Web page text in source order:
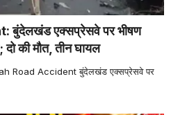
एक्सप्रेसवे पर भीषण
की मौत, तीन घायल
Road Accident बुंदेलखंड एक्सप्रेसवे पर